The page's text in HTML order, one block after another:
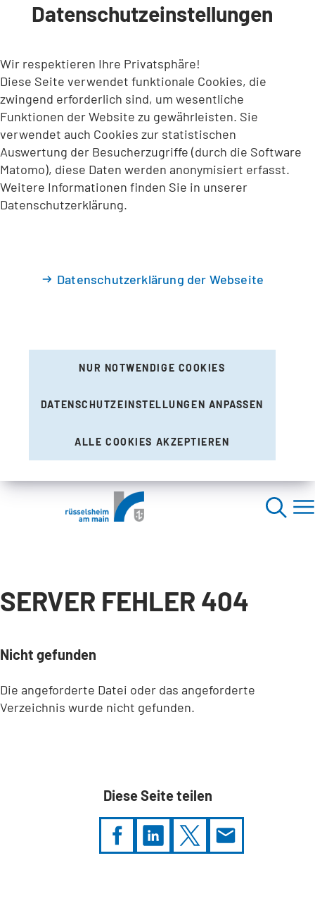
INHALT ANSPRINGEN
Datenschutzeinstellungen
Wir respektieren Ihre Privatsphäre!
Diese Seite verwendet funktionale Cookies, die
zwingend erforderlich sind, um wesentliche
Funktionen der Website zu gewährleisten. Sie
verwendet auch Cookies zur statistischen
Auswertung der Besucherzugriffe (durch die Software
Matomo), diese Daten werden anonymisiert erfasst.
Weitere Informationen finden Sie in unserer
Datenschutzerklärung.
Datenschutzerklärung der Webseite
NUR NOTWENDIGE COOKIES
DATENSCHUTZEINSTELLUNGEN ANPASSEN
ALLE COOKIES AKZEPTIEREN
SERVER FEHLER 404
Nicht gefunden
Die angeforderte Datei oder das angeforderte
Verzeichnis wurde nicht gefunden.
Diese Seite teilen